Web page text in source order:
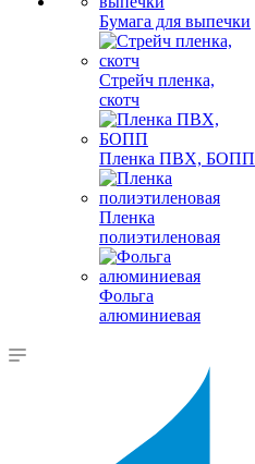
Бумага для выпечки
Стрейч пленка,
скотч
Пленка ПВХ, БОПП
Пленка
полиэтиленовая
Фольга
алюминиевая